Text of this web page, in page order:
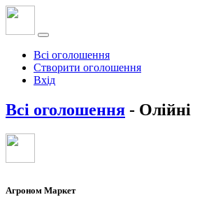
Всі оголошення
Створити оголошення
Вхід
Всі оголошення - Олійні
Агроном Маркет